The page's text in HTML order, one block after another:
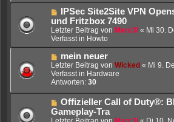
a
g
B
e
i
t
r
a
g
N
e
u
e
B
e
i
t
r
a
g
IPSec Site2Site VPN
und Fritzbox 7490
Letzter Beitrag von Marc3l « Mi 30.
Verfasst in Howto
N
e
u
e
B
e
i
mein neuer
Letzter Beitrag von Wicked « Mi 9.
Verfasst in Hardware
Antworten: 30
N
e
u
Offizieller Call of Duty®:
Gameplay-Tra